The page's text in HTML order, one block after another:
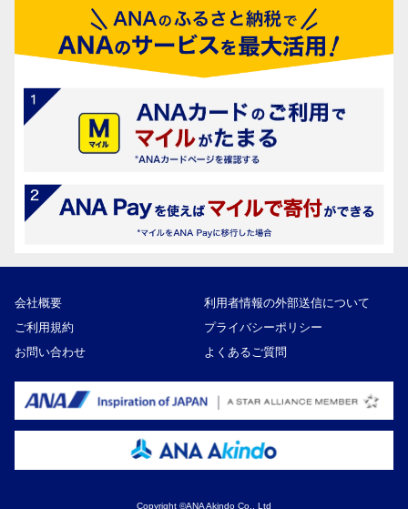
会社概要
利用者情報の外部送信について
ご利用規約
プライバシーポリシー
お問い合わせ
よくあるご質問
Copyright ©ANA Akindo Co., Ltd